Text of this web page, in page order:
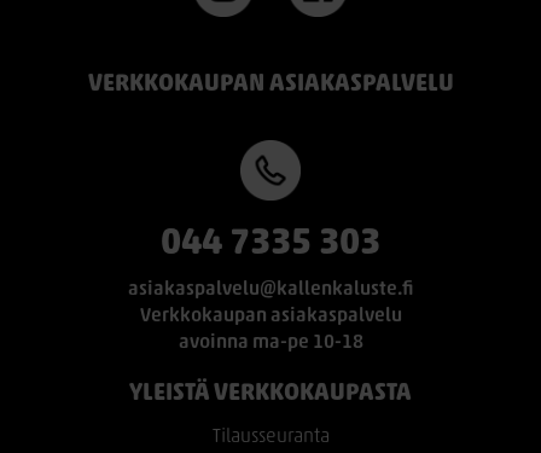
VERKKOKAUPAN ASIAKASPALVELU
044 7335 303
asiakaspalvelu@kallenkaluste.fi
Verkkokaupan asiakaspalvelu
avoinna ma-pe 10-18
YLEISTÄ VERKKOKAUPASTA
Tilausseuranta